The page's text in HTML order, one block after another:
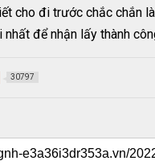
cho đi trước chắc chắn
để nhận lấy thành
30797